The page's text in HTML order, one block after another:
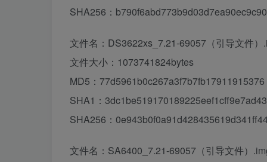
SHA256：
文件名：DS3622xs_7.21-69057（引导文件）
文件大小：1073741824bytes
MD5：77d5961b0c267a3f7b7fb17911915376
SHA1：
SHA256：
文件名：SA6400_7.21-69057（引导文件）